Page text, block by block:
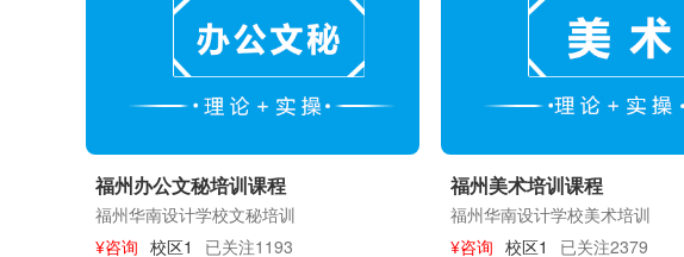
福州办公文秘培训课程
福州华南设计学校文秘培训
¥咨询 校区1 已关注1193
福州美术培训课程
福州华南设计学校美术培训
¥咨询 校区1 已关注2379